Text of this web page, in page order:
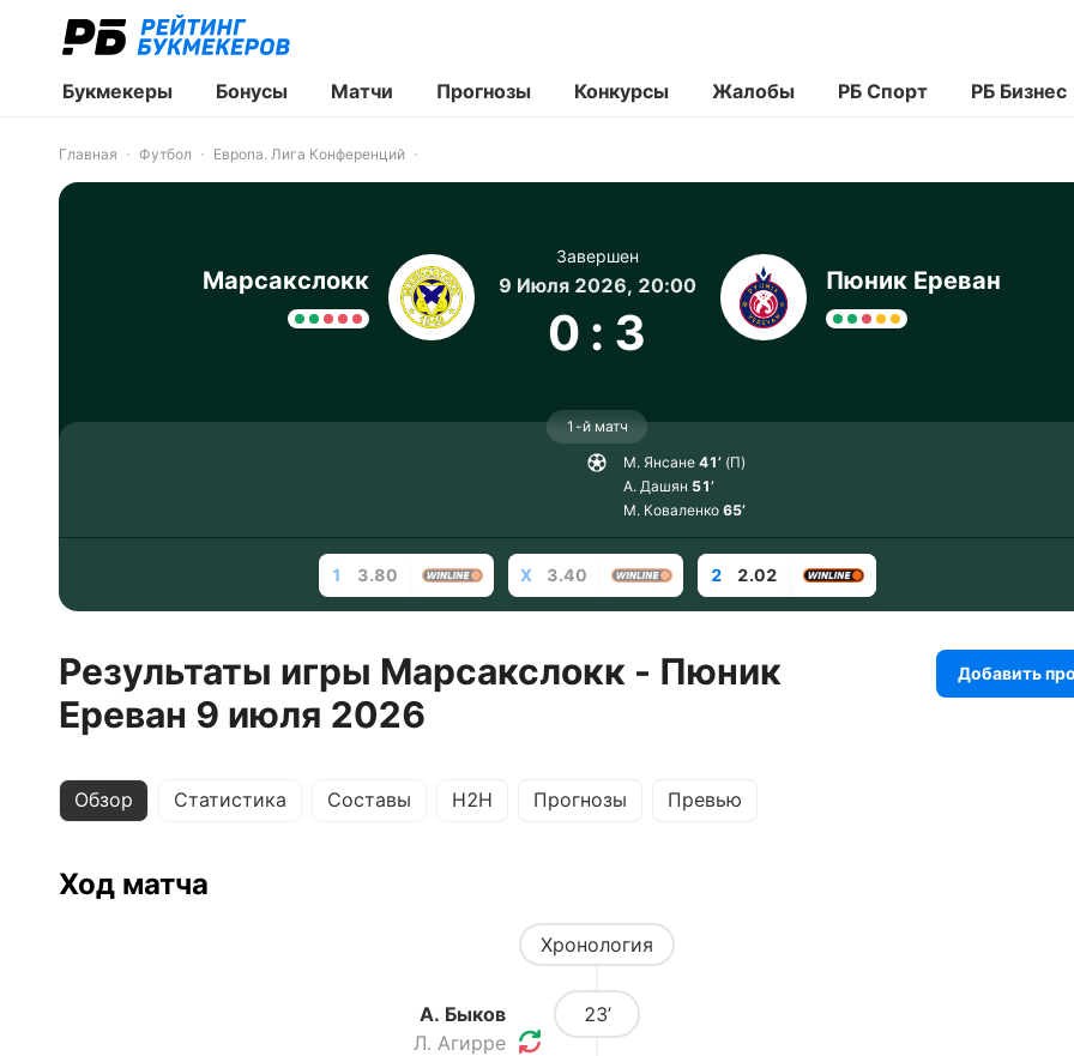
Букмекеры Бонусы Матчи Прогнозы Конкурсы Жалобы РБ Спорт РБ Бизнес
Главная Футбол Европа. Лига Конференций
Марсакслокк
Завершен
9 Июля 2026, 20:00
0 : 3
Пюник Ереван
1-й матч
М. Янсане 41’ (П)
А. Дашян 51’
М. Коваленко 65’
1 3.80 X 3.40 2 2.02
Результаты игры Марсакслокк - Пюник
Ереван 9 июля 2026
Добавить
Обзор Статистика Составы H2H Прогнозы Превью
Ход матча
Хронология
А. Быков
Л. Агирре
23’